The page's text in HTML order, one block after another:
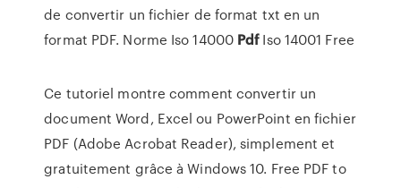
de convertir un fichier de format txt en un
format PDF. Norme Iso 14000 PdfIso 14001 Free
Ce tutoriel montre comment convertir un
document Word, Excel ou PowerPoint en fichier
PDF (Adobe Acrobat Reader), simplement et
gratuitement grâce à Windows 10. Free PDF to